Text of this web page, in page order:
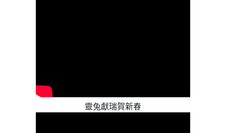
靈兔獻瑞賀新春